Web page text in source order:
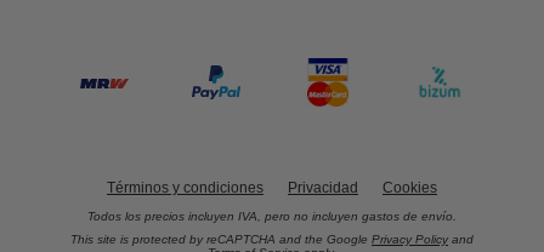
Términos y condiciones Privacidad Cookies
Todos los precios incluyen IVA, pero no incluyen gastos de envío.
This site is protected by reCAPTCHA and the Google Privacy Policy and